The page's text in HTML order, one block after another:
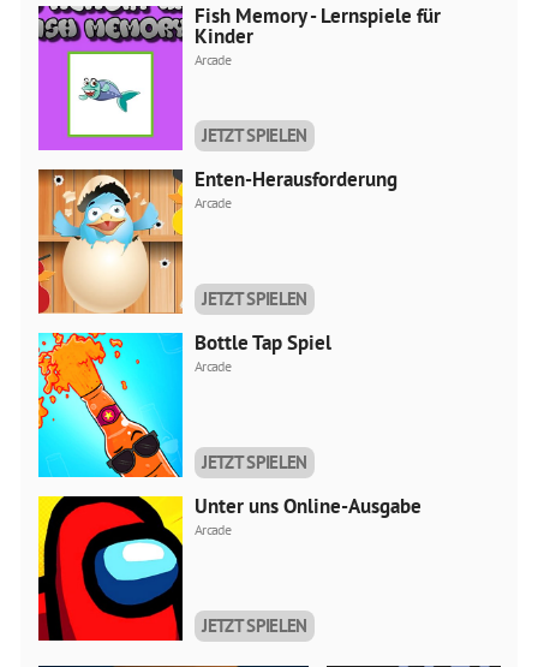
Fish Memory - Lernspiele für
Kinder
Arcade
JETZT SPIELEN
Enten-Herausforderung
Arcade
JETZT SPIELEN
Bottle Tap Spiel
Arcade
JETZT SPIELEN
Unter uns Online-Ausgabe
Arcade
JETZT SPIELEN